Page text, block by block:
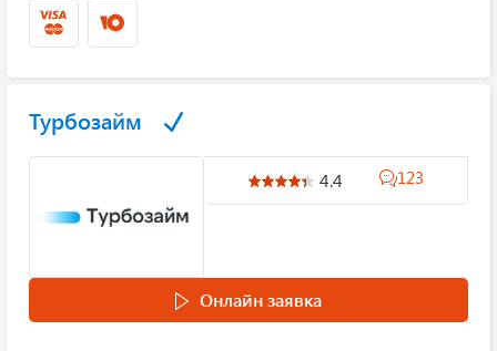
Турбозайм
4.4 123
Онлайн заявка